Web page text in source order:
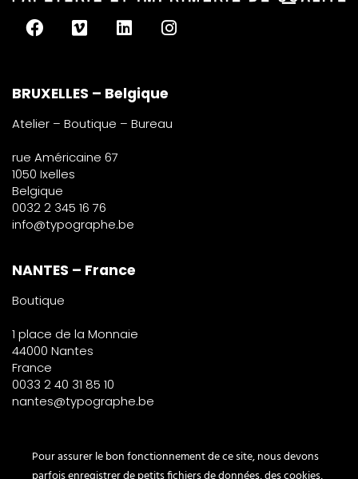
BRUXELLES – Belgique
Atelier – Boutique – Bureau
rue Américaine 67
1050 Ixelles
Belgique
0032 2 345 16 76
info@typographe.be
NANTES – France
Boutique
1 place de la Monnaie
44000 Nantes
France
0033 2 40 31 85 10
nantes@typographe.be
PARIS – France
Pour assurer le bon fonctionnement de ce site, nous devons